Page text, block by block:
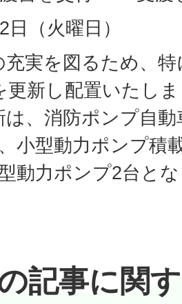
（火曜日）
充実を図るため、
更新し配置いたし
は、消防ポンプ自
小型動力ポンプ積
動力ポンプ2台と
記事に関